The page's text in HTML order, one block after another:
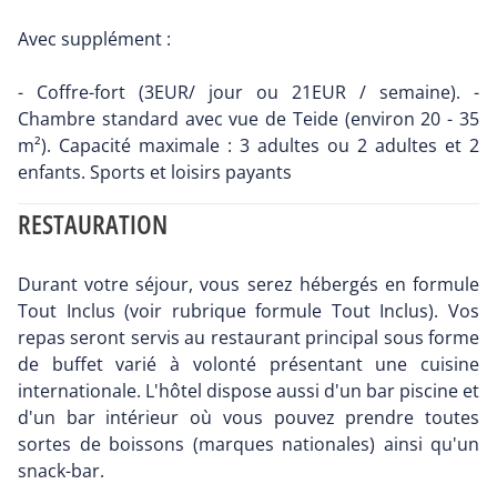
Avec supplément :
- Coffre-fort (3EUR/ jour ou 21EUR / semaine). -
Chambre standard avec vue de Teide (environ 20 - 35
m²). Capacité maximale : 3 adultes ou 2 adultes et 2
enfants. Sports et loisirs payants
RESTAURATION
Durant votre séjour, vous serez hébergés en formule
Tout Inclus (voir rubrique formule Tout Inclus). Vos
repas seront servis au restaurant principal sous forme
de buffet varié à volonté présentant une cuisine
internationale. L'hôtel dispose aussi d'un bar piscine et
d'un bar intérieur où vous pouvez prendre toutes
sortes de boissons (marques nationales) ainsi qu'un
snack-bar.